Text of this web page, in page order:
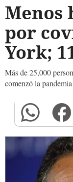
Menos
por
York;
Más de 25,000
comenzó la pandemia